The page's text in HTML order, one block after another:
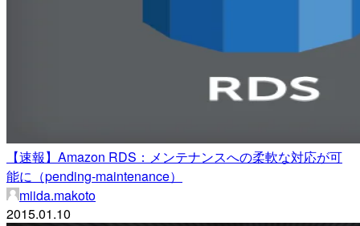
【速報】Amazon RDS：メンテナンスへの柔軟な対応が可
能に（pending-maintenance）
miida.makoto
2015.01.10